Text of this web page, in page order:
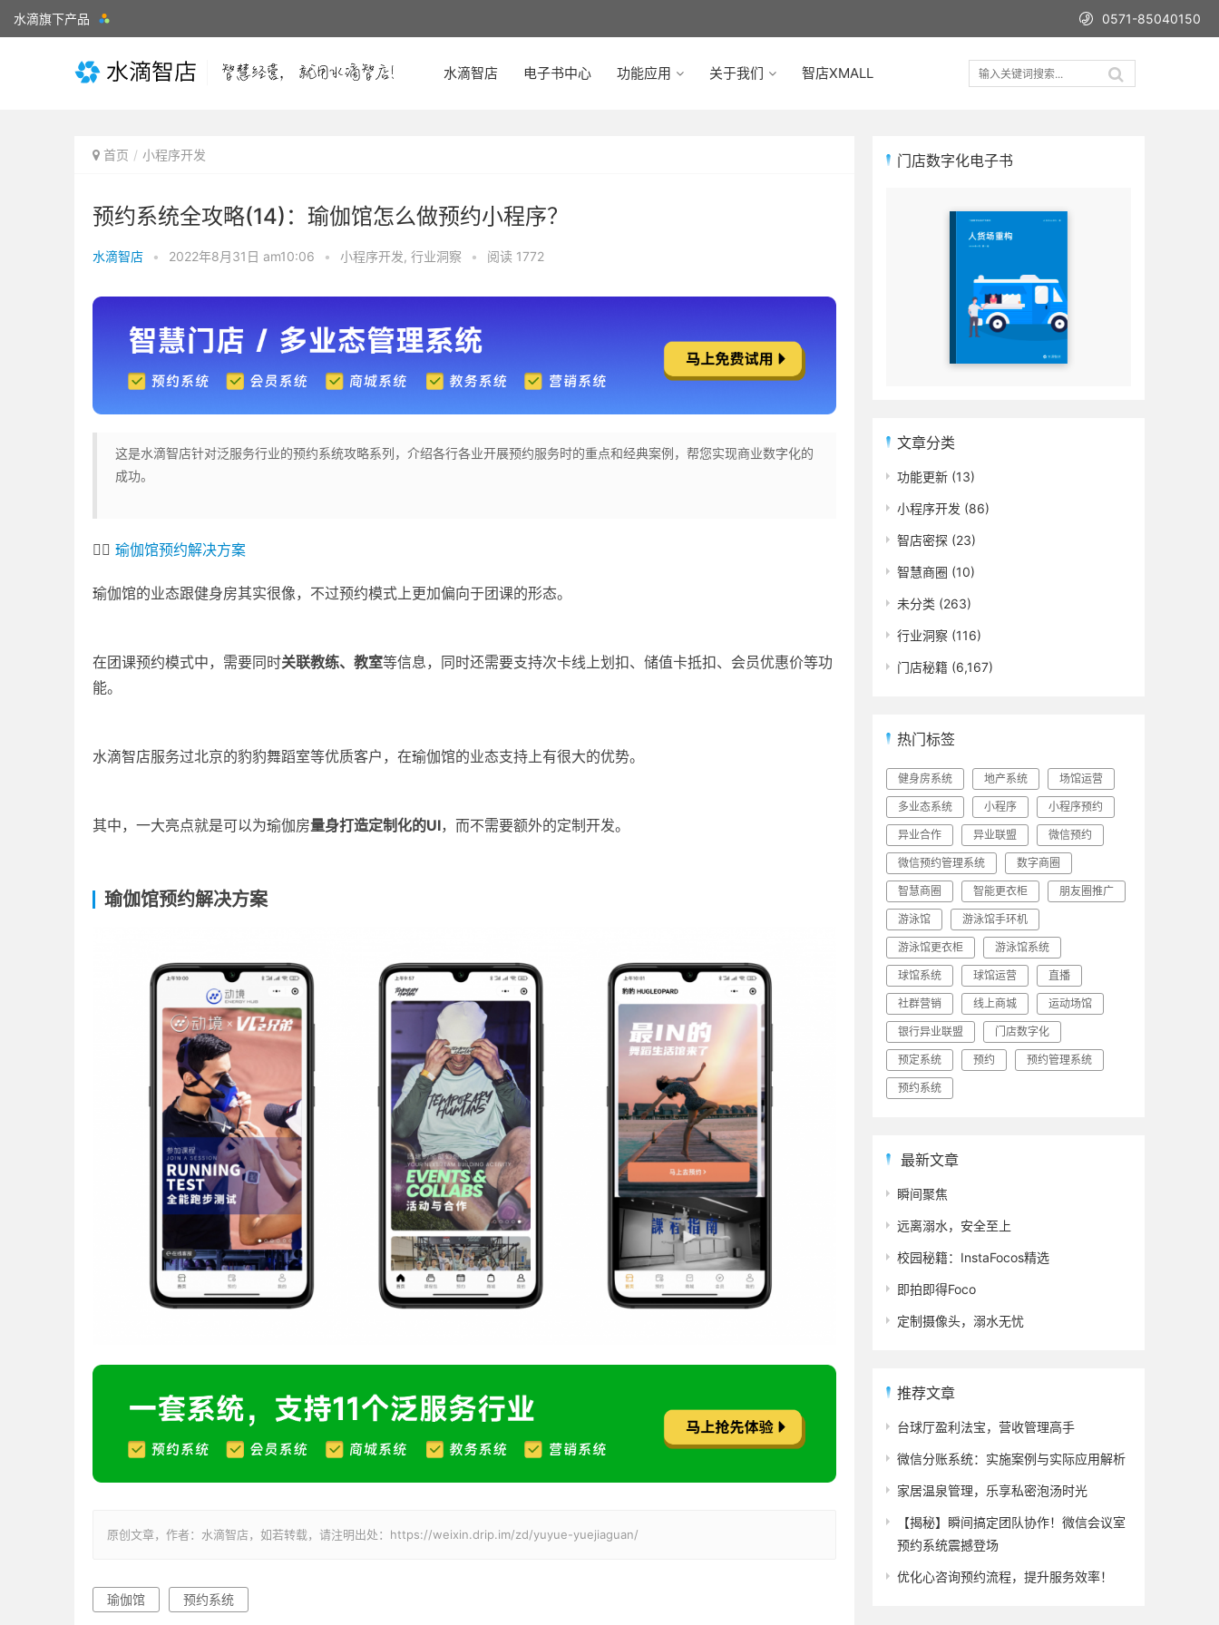
水滴旗下产品 0571-85040150
水滴智店 电子书中心 功能应用 关于我们 智店XMALL
首页 小程序开发
预约系统全攻略(14)：瑜伽馆怎么做预约小程序？
水滴智店 • 2022年8月31日 am10:06 • 小程序开发, 行业洞察 • 阅读 1772
这是水滴智店针对泛服务行业的预约系统攻略系列，介绍各行各业开展预约服务时的重点和经典案例，帮您实现商业数字化的
成功。
👉🏻 瑜伽馆预约解决方案
瑜伽馆的业态跟健身房其实很像，不过预约模式上更加偏向于团课的形态。
在团课预约模式中，需要同时关联教练、教室等信息，同时还需要支持次卡线上划扣、储值卡抵扣、会员优惠价等功
能。
水滴智店服务过北京的豹豹舞蹈室等优质客户，在瑜伽馆的业态支持上有很大的优势。
其中，一大亮点就是可以为瑜伽房量身打造定制化的UI，而不需要额外的定制开发。
瑜伽馆预约解决方案
原创文章，作者：水滴智店，如若转载，请注明出处：https://weixin.drip.im/zd/yuyue-yuejiaguan/
瑜伽馆 预约系统
门店数字化电子书
文章分类
功能更新 (13)
小程序开发 (86)
智店密探 (23)
智慧商圈 (10)
未分类 (263)
行业洞察 (116)
门店秘籍 (6,167)
热门标签
健身房系统 地产系统 场馆运营
多业态系统 小程序 小程序预约
异业合作 异业联盟 微信预约
微信预约管理系统 数字商圈
智慧商圈 智能更衣柜 朋友圈推广
游泳馆 游泳馆手环机
游泳馆更衣柜 游泳馆系统
球馆系统 球馆运营 直播
社群营销 线上商城 运动场馆
银行异业联盟 门店数字化
预定系统 预约 预约管理系统
预约系统
最新文章
瞬间聚焦
远离溺水，安全至上
校园秘籍：InstaFocos精选
即拍即得Foco
定制摄像头，溺水无忧
推荐文章
台球厅盈利法宝，营收管理高手
微信分账系统：实施案例与实际应用解析
家居温泉管理，乐享私密泡汤时光
【揭秘】瞬间搞定团队协作！微信会议室
预约系统震撼登场
优化心咨询预约流程，提升服务效率！